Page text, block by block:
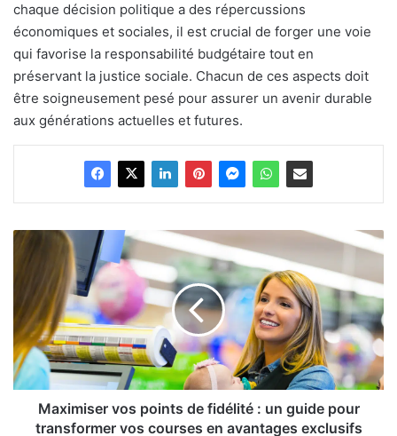
chaque décision politique a des répercussions
économiques et sociales, il est crucial de forger une voie
qui favorise la responsabilité budgétaire tout en
préservant la justice sociale. Chacun de ces aspects doit
être soigneusement pesé pour assurer un avenir durable
aux générations actuelles et futures.
Maximiser
points
de
fidélité
:
un
guide
pour
transformer
Maximiser vos points de fidélité : un guide pour
transformer vos courses en avantages exclusifs